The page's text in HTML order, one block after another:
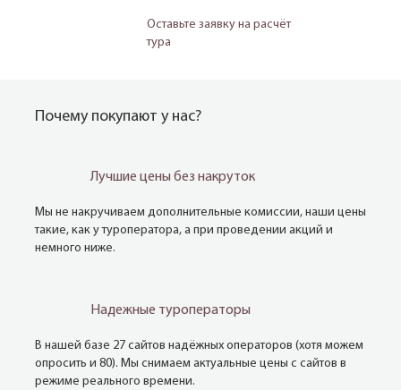
Оставьте заявку на расчёт
тура
Почему покупают у нас?
Лучшие цены без накруток
Мы не накручиваем дополнительные комиссии, наши цены
такие, как у туроператора, а при проведении акций и
немного ниже.
Надежные туроператоры
В нашей базе 27 сайтов надёжных операторов (хотя можем
опросить и 80). Мы снимаем актуальные цены с сайтов в
режиме реального времени.